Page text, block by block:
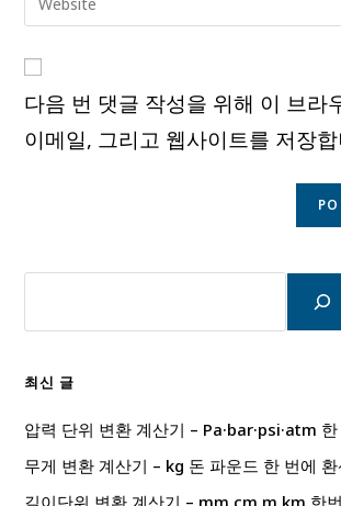
comment
address
comment
your
URL
(optional)
다음 번 댓글 작성을 위해 이 브라
이메일, 그리고 웹사이트를 저장
최신 글
압력 단위 변환 계산기 – Pa·bar·psi·atm
무게 변환 계산기 – kg 돈 파운드 한 번에
길이단위 변환 계산기 – mm cm m km 한